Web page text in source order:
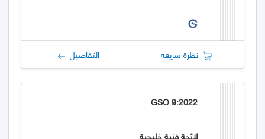
نظرة سريعة التفاصيل
GSO 9:2022
لائحة فنية خليجية